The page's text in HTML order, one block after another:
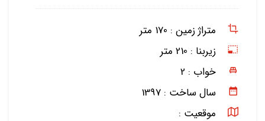
متراژ زمین : 170 متر
زیربنا : 210 متر
خواب : 2
سال ساخت : 1397
موقعیت :